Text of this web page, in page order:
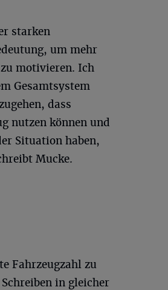
starken
um mehr
motivieren. Ich
Gesamtsystem
dass
nutzen können und
Situation haben,
Mucke.
Fahrzeugzahl zu
in gleicher